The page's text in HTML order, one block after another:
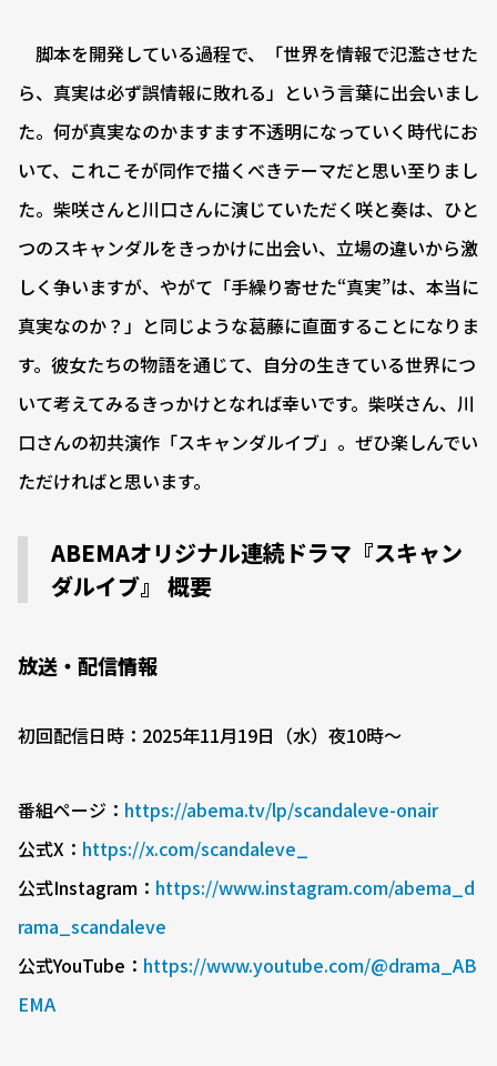
脚本を開発している過程で、「世界を情報で氾濫させた
ら、真実は必ず誤情報に敗れる」という言葉に出会いまし
た。何が真実なのかますます不透明になっていく時代にお
いて、これこそが同作で描くべきテーマだと思い至りまし
た。柴咲さんと川口さんに演じていただく咲と奏は、ひと
つのスキャンダルをきっかけに出会い、立場の違いから激
しく争いますが、やがて「手繰り寄せた“真実”は、本当に
真実なのか？」と同じような葛藤に直面することになりま
す。彼女たちの物語を通じて、自分の生きている世界につ
いて考えてみるきっかけとなれば幸いです。柴咲さん、川
口さんの初共演作「スキャンダルイブ」。ぜひ楽しんでい
ただければと思います。
ABEMAオリジナル連続ドラマ『スキャン
ダルイブ』 概要
放送・配信情報
初回配信日時：2025年11月19日（水）夜10時〜
番組ページ： https://abema.tv/lp/scandaleve-onair
公式X： https://x.com/scandaleve_
公式Instagram： https://www.instagram.com/abema_d
rama_scandaleve
公式YouTube： https://www.youtube.com/@drama_AB
EMA